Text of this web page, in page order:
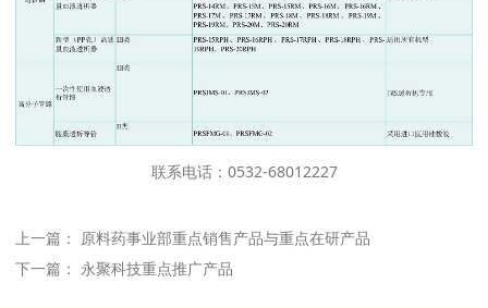
联系电话：0532-68012227
上一篇： 原料药事业部重点销售产品与重点在研产品
下一篇： 永聚科技重点推广产品